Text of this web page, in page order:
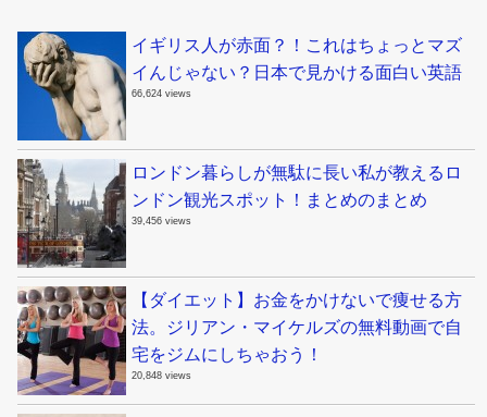
イギリス人が赤面？！これはちょっとマズ
イんじゃない？日本で見かける面白い英語
66,624 views
ロンドン暮らしが無駄に長い私が教えるロ
ンドン観光スポット！まとめのまとめ
39,456 views
【ダイエット】お金をかけないで痩せる方
法。ジリアン・マイケルズの無料動画で自
宅をジムにしちゃおう！
20,848 views